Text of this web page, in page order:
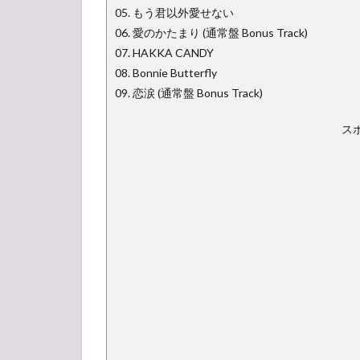
05. もう君以外愛せない
06. 愛のかたまり (通常盤 Bonus Track)
07. HAKKA CANDY
08. Bonnie Butterfly
09. 恋涙 (通常盤 Bonus Track)
ス